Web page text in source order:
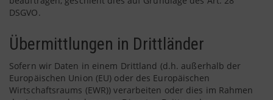
DSGVO.
Übermittlungen in Drittländer
Sofern wir Daten in einem Drittland (d.h. außerhalb der
Europäischen Union (EU) oder des Europäischen
Wirtschaftsraums (EWR)) verarbeiten oder dies im Rahmen